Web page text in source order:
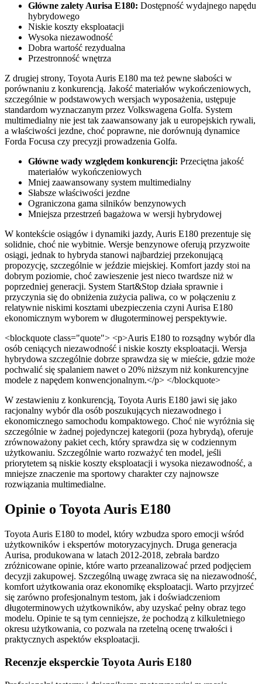
Główne zalety Aurisa E180: Dostępność wydajnego napędu
hybrydowego
Niskie koszty eksploatacji
Wysoka niezawodność
Dobra wartość rezydualna
Przestronność wnętrza
Z drugiej strony, Toyota Auris E180 ma też pewne słabości w
porównaniu z konkurencją. Jakość materiałów wykończeniowych,
szczególnie w podstawowych wersjach wyposażenia, ustępuje
standardom wyznaczanym przez Volkswagena Golfa. System
multimedialny nie jest tak zaawansowany jak u europejskich rywali,
a właściwości jezdne, choć poprawne, nie dorównują dynamice
Forda Focusa czy precyzji prowadzenia Golfa.
Główne wady względem konkurencji: Przeciętna jakość
materiałów wykończeniowych
Mniej zaawansowany system multimedialny
Słabsze właściwości jezdne
Ograniczona gama silników benzynowych
Mniejsza przestrzeń bagażowa w wersji hybrydowej
W kontekście osiągów i dynamiki jazdy, Auris E180 prezentuje się
solidnie, choć nie wybitnie. Wersje benzynowe oferują przyzwoite
osiągi, jednak to hybryda stanowi najbardziej przekonującą
propozycję, szczególnie w jeździe miejskiej. Komfort jazdy stoi na
dobrym poziomie, choć zawieszenie jest nieco twardsze niż w
poprzedniej generacji. System Start&Stop działa sprawnie i
przyczynia się do obniżenia zużycia paliwa, co w połączeniu z
relatywnie niskimi kosztami ubezpieczenia czyni Aurisa E180
ekonomicznym wyborem w długoterminowej perspektywie.
<blockquote class="quote"> <p>Auris E180 to rozsądny wybór dla
osób ceniących niezawodność i niskie koszty eksploatacji. Wersja
hybrydowa szczególnie dobrze sprawdza się w mieście, gdzie może
pochwalić się spalaniem nawet o 20% niższym niż konkurencyjne
modele z napędem konwencjonalnym.</p> </blockquote>
W zestawieniu z konkurencją, Toyota Auris E180 jawi się jako
racjonalny wybór dla osób poszukujących niezawodnego i
ekonomicznego samochodu kompaktowego. Choć nie wyróżnia się
szczególnie w żadnej pojedynczej kategorii (poza hybrydą), oferuje
zrównoważony pakiet cech, który sprawdza się w codziennym
użytkowaniu. Szczególnie warto rozważyć ten model, jeśli
priorytetem są niskie koszty eksploatacji i wysoka niezawodność, a
mniejsze znaczenie ma sportowy charakter czy najnowsze
rozwiązania multimedialne.
Opinie o Toyota Auris E180
Toyota Auris E180 to model, który wzbudza sporo emocji wśród
użytkowników i ekspertów motoryzacyjnych. Druga generacja
Aurisa, produkowana w latach 2012-2018, zebrała bardzo
zróżnicowane opinie, które warto przeanalizować przed podjęciem
decyzji zakupowej. Szczególną uwagę zwraca się na niezawodność,
komfort użytkowania oraz ekonomikę eksploatacji. Warto przyjrzeć
się zarówno profesjonalnym testom, jak i doświadczeniom
długoterminowych użytkowników, aby uzyskać pełny obraz tego
modelu. Opinie te są tym cenniejsze, że pochodzą z kilkuletniego
okresu użytkowania, co pozwala na rzetelną ocenę trwałości i
praktycznych aspektów eksploatacji.
Recenzje eksperckie Toyota Auris E180